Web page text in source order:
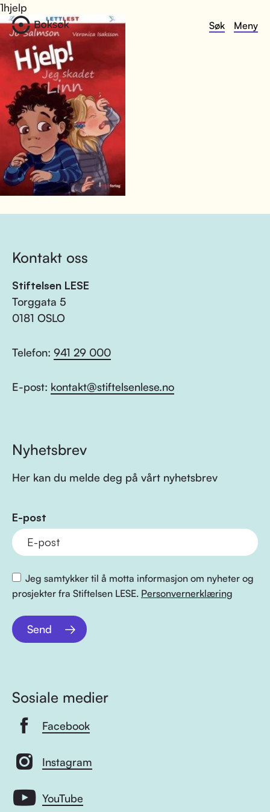
Søk Meny
1hjelp
Kontakt oss
Stiftelsen LESE
Torggata 5
0181 OSLO
Telefon: 941 29 000
E-post: kontakt@stiftelsenlese.no
Nyhetsbrev
Her kan du melde deg på vårt nyhetsbrev
E-post
Jeg samtykker til å motta informasjon om nyheter og
prosjekter fra Stiftelsen LESE. Personvernerklæring
Send
Sosiale medier
Facebook
Instagram
YouTube